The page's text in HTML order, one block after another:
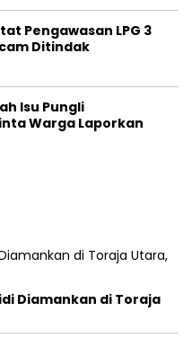
Pengawasan LPG 3
Ditindak
Isu Pungli
Warga Laporkan
Diamankan di Toraja